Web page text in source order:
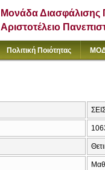
Μονάδα Διασφάλισης
Αριστοτέλειο
Πολιτική Ποιότητας